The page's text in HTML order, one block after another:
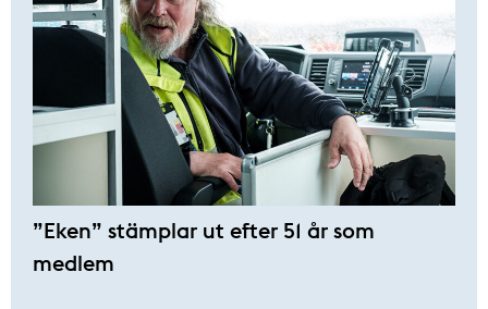
”Eken” stämplar ut efter 51 år som
medlem